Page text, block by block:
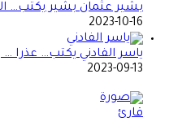
بشير عثمان بشير يكتب… الــ50 بإحساس 30
2023-10-16
ياسر الفادني يكتب… عذرا …
2023-09-13